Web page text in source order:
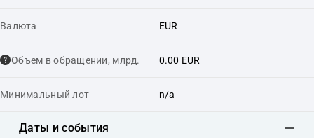
Валюта EUR
Объем в обращении, млрд. 0.00 EUR
Минимальный лот n/a
Даты и события